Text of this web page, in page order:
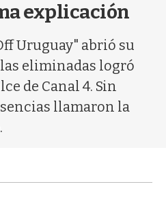
explicación
Uruguay" abrió su
eliminadas logró
de Canal 4. Sin
llamaron la